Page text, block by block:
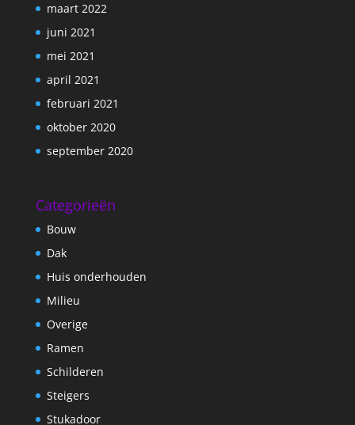
maart 2022
juni 2021
mei 2021
april 2021
februari 2021
oktober 2020
september 2020
Categorieën
Bouw
Dak
Huis onderhouden
Milieu
Overige
Ramen
Schilderen
Steigers
Stukadoor